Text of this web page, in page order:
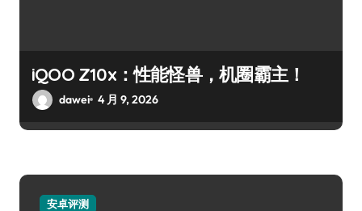
iQOO Z10x：性能怪兽，机圈霸主！
dawei 4 月 9, 2026
安卓评测